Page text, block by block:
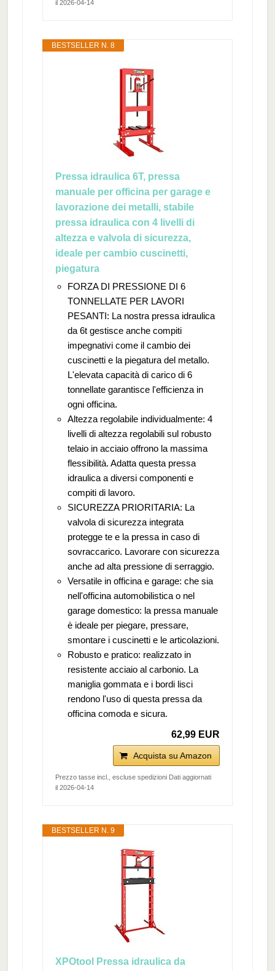
il 2026-04-14
BESTSELLER N. 8
Pressa idraulica 6T, pressa
manuale per officina per garage e
lavorazione dei metalli, stabile
pressa idraulica con 4 livelli di
altezza e valvola di sicurezza,
ideale per cambio cuscinetti,
piegatura
FORZA DI PRESSIONE DI 6
TONNELLATE PER LAVORI
PESANTI: La nostra pressa idraulica
da 6t gestisce anche compiti
impegnativi come il cambio dei
cuscinetti e la piegatura del metallo.
L'elevata capacità di carico di 6
tonnellate garantisce l'efficienza in
ogni officina.
Altezza regolabile individualmente: 4
livelli di altezza regolabili sul robusto
telaio in acciaio offrono la massima
flessibilità. Adatta questa pressa
idraulica a diversi componenti e
compiti di lavoro.
SICUREZZA PRIORITARIA: La
valvola di sicurezza integrata
protegge te e la pressa in caso di
sovraccarico. Lavorare con sicurezza
anche ad alta pressione di serraggio.
Versatile in officina e garage: che sia
nell'officina automobilistica o nel
garage domestico: la pressa manuale
è ideale per piegare, pressare,
smontare i cuscinetti e le articolazioni.
Robusto e pratico: realizzato in
resistente acciaio al carbonio. La
maniglia gommata e i bordi lisci
rendono l'uso di questa pressa da
officina comoda e sicura.
62,99 EUR
Acquista su Amazon
Prezzo tasse incl., escluse spedizioni Dati aggiornati
il 2026-04-14
BESTSELLER N. 9
XPOtool Pressa idraulica da